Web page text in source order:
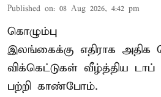
Published on: 08 Aug 2026, 4:42 pm
கொழும்பு
இலங்கைக்கு எதிராக அதிக
விக்கெட்டுகள் வீழ்த்திய
பற்றி காண்போம்.